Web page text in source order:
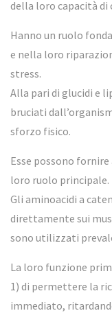
della loro capacità di
Hanno un ruolo
e nella loro
stress.
Alla pari di glucidi e
bruciati
sforzo fisico.
Esse possono
loro ruolo principale.
Gli aminoacidi a
direttamente sui
sono utilizzati
La loro funzione
1) di permettere la
immediato,